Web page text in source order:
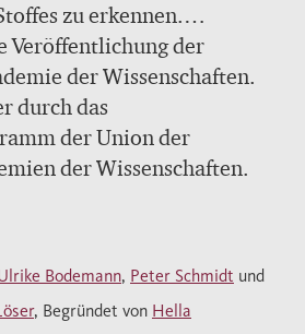
Gebetbüchern oder
Traditionen
Liederbücher oder
zu erkennen.
der KdiH den Blick dafür,
Buchmaler und
und tradierten.
Veröffentlichung der
der Wissenschaften.
durch das
der Union der
der Wissenschaften.
Bodemann, Peter Schmidt und
, Begründet von Hella